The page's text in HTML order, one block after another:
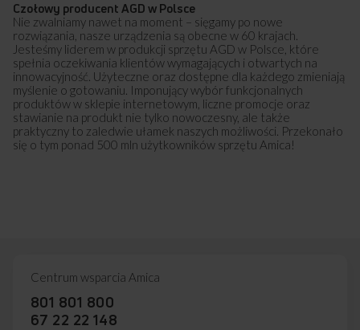
Czołowy producent AGD w Polsce
Nie zwalniamy nawet na moment – sięgamy po nowe
rozwiązania, nasze urządzenia są obecne w 60 krajach.
Jesteśmy liderem w produkcji sprzętu AGD w Polsce, które
spełnia oczekiwania klientów wymagających i otwartych na
innowacyjność. Użyteczne oraz dostępne dla każdego zmieniają
myślenie o gotowaniu. Imponujący wybór funkcjonalnych
produktów w sklepie internetowym, liczne promocje oraz
stawianie na produkt nie tylko nowoczesny, ale także
praktyczny to zaledwie ułamek naszych możliwości. Przekonało
się o tym ponad 500 mln użytkowników sprzętu Amica!
Centrum wsparcia Amica
801 801 800
67 22 22 148